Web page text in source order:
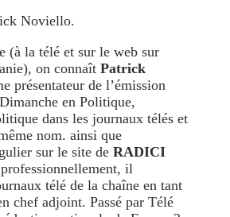
Noviello.
(à la télé et sur le web sur
on connaîtPatrick
présentateur de l’émission
en Politique,
dans les journaux télés et
nom. ainsi que
sur le site deRADICI
il
télé de la chaîne en tant
chef adjoint. Passé par Télé